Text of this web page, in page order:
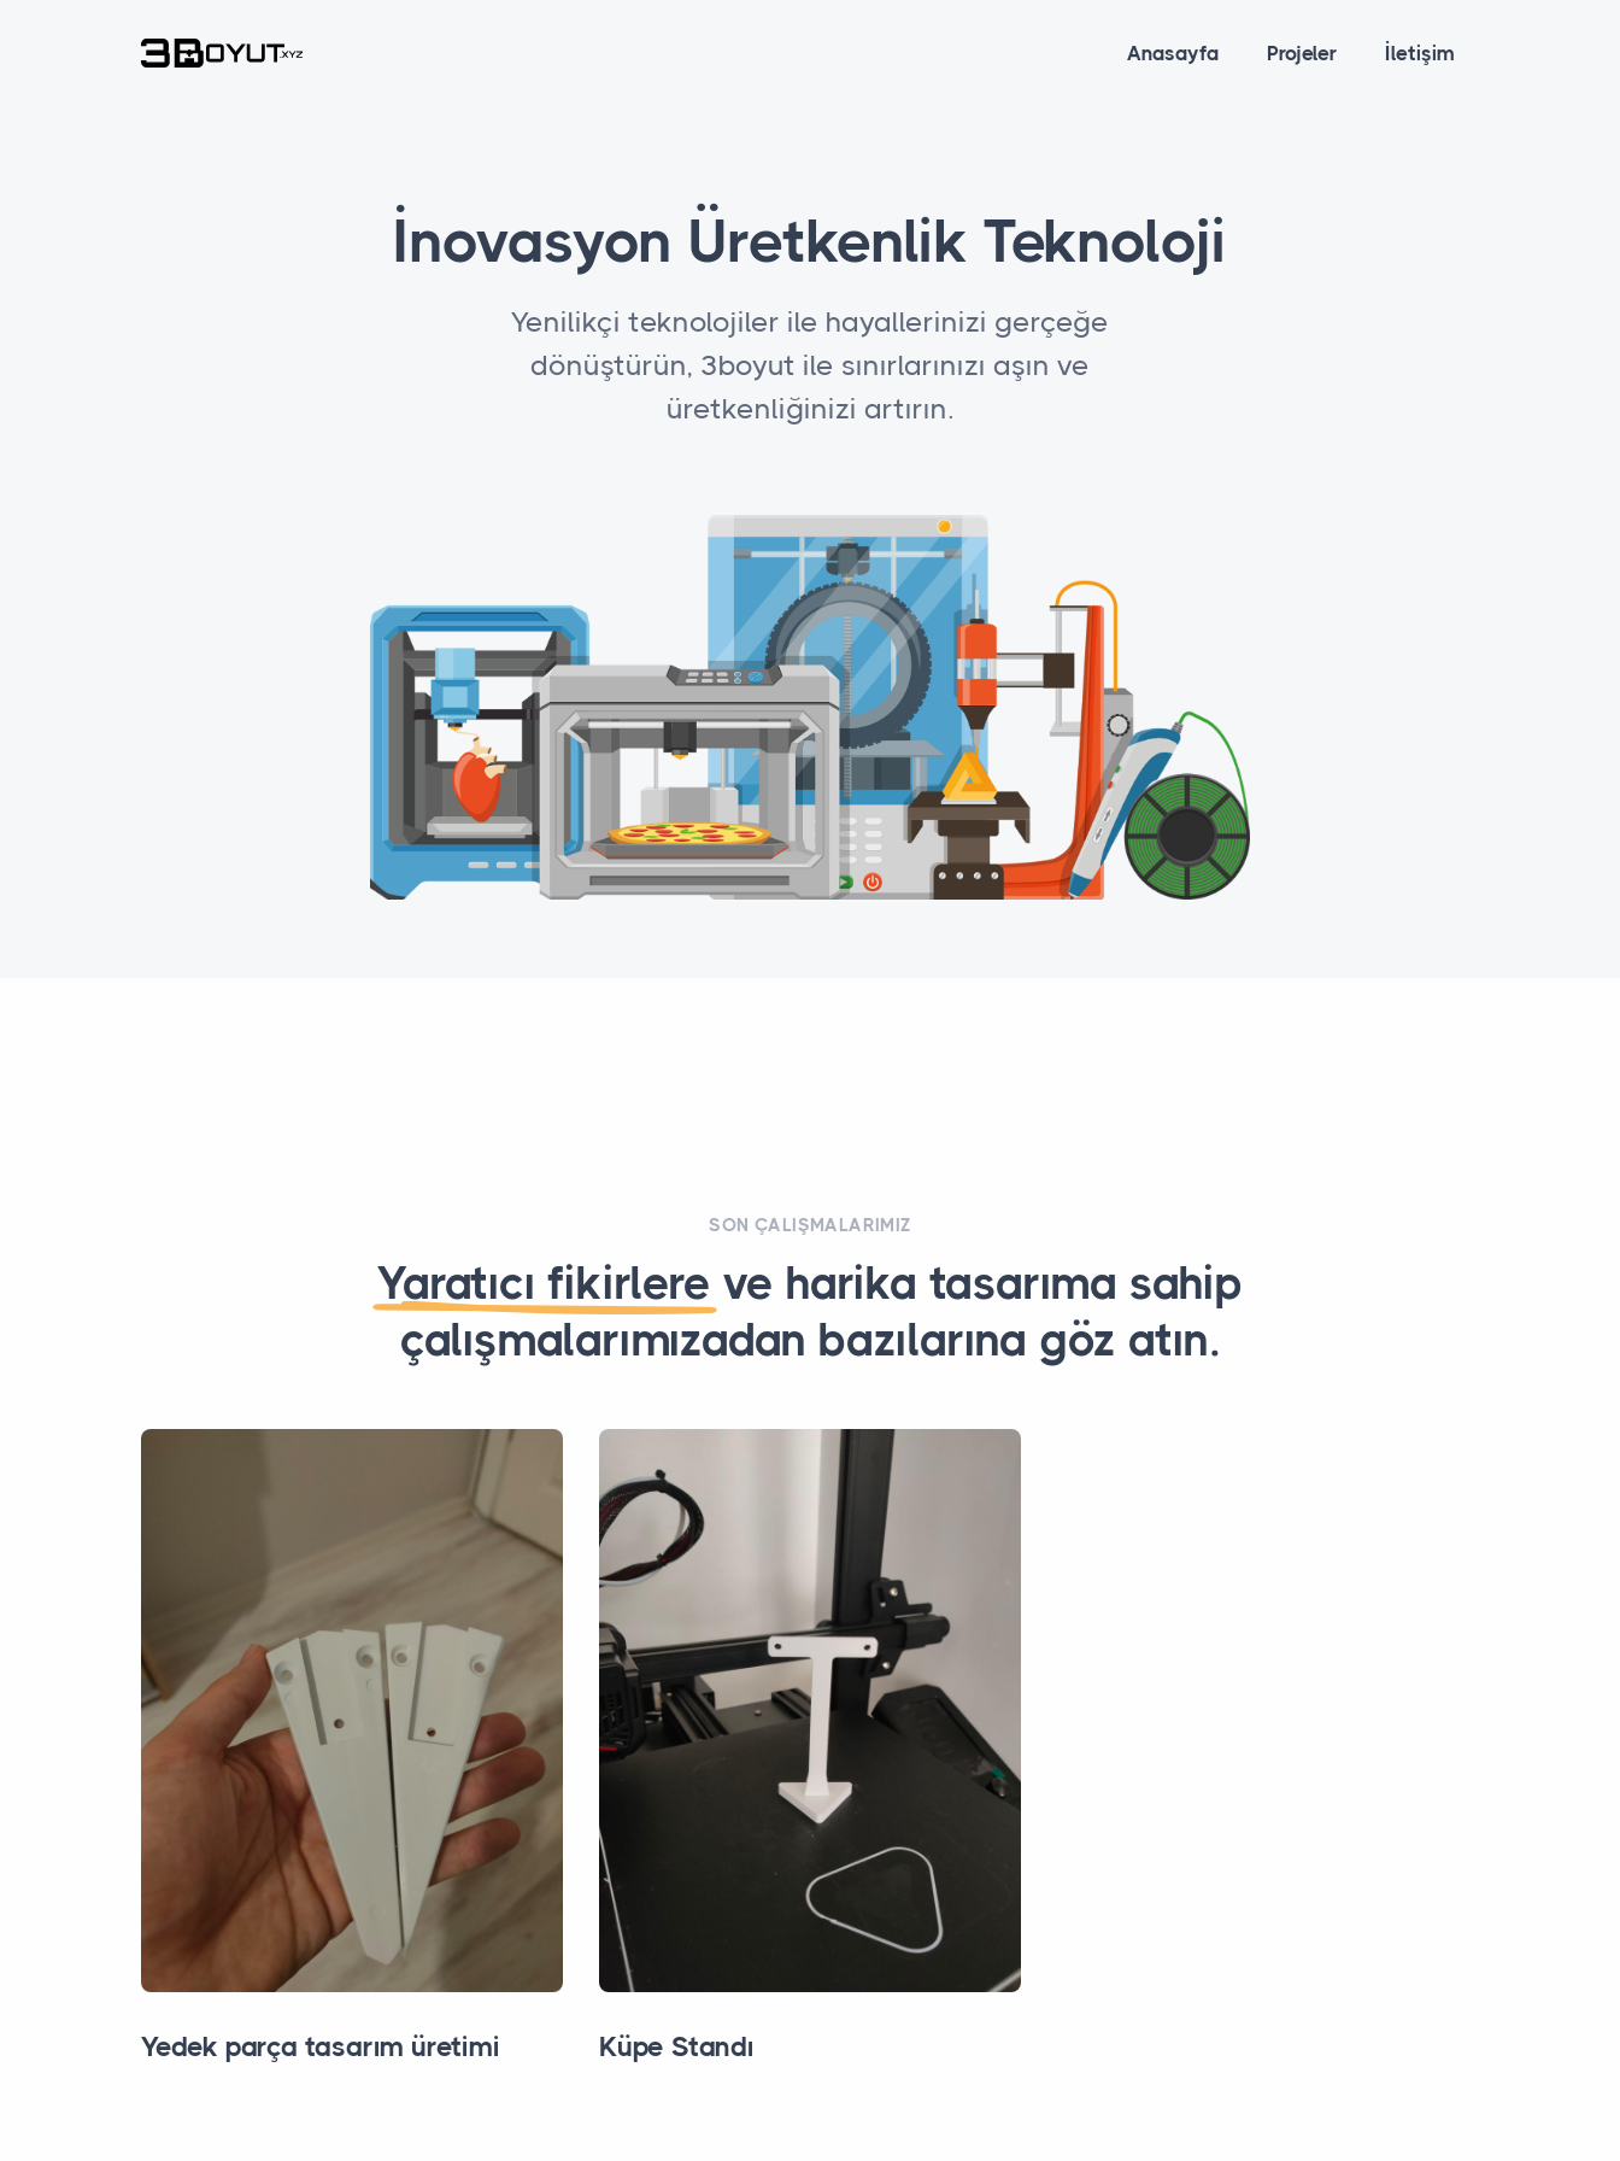
Anasayfa Projeler İletişim
İnovasyon Üretkenlik Teknoloji
Yenilikçi teknolojiler ile hayallerinizi gerçeğe
dönüştürün, 3boyut ile sınırlarınızı aşın ve
üretkenliğinizi artırın.
SON ÇALIŞMALARIMIZ
Yaratıcı fikirlere ve harika tasarıma sahip
çalışmalarımızadan bazılarına göz atın.
Yedek parça tasarım üretimi Küpe Standı